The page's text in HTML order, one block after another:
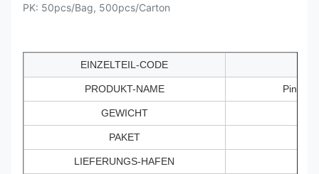
PK: 50pcs/Bag, 500pcs/Carton
EINZELTEIL-CODE
PRODUKT-NAME Pin
GEWICHT
PAKET
LIEFERUNGS-HAFEN